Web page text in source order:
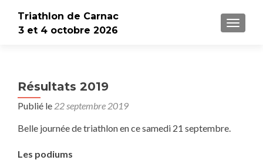
Triathlon de Carnac
3 et 4 octobre 2026
Résultats 2019
Publié le 22 septembre 2019
Belle journée de triathlon en ce samedi 21 septembre.
Les podiums